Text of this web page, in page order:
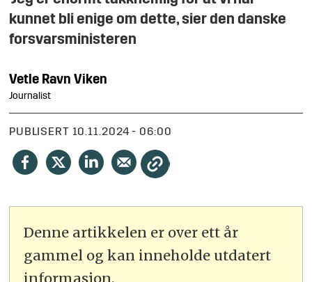
kunnet bli enige om dette, sier den danske
forsvarsministeren
Vetle Ravn Viken
Journalist
PUBLISERT 10.11.2024 - 06:00
Denne artikkelen er over ett år
gammel og kan inneholde utdatert
informasjon.